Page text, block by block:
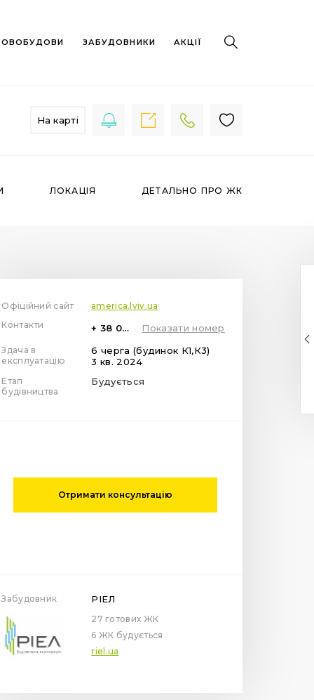
ЗАБУДОВНИКИ АКЦІЇ
На карті
ЛОКАЦІЯ ДЕТАЛЬНО ПРО ЖК
Офіційний сайт
america.lviv.ua
Контакти
+ 38 099 78 78 287 Показати номер
Здача в
експлуатацію
6 черга (будинок К1,К3)
3 кв. 2024
Етап
будівництва
Будується
Отримати консультацію
Забудовник РІЕЛ
27 готових ЖК
6 ЖК будується
riel.ua